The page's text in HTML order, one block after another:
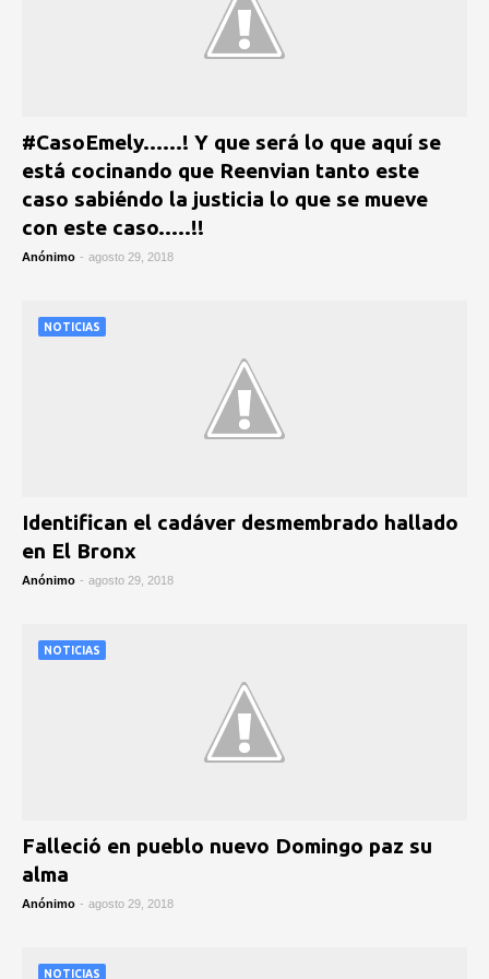
#CasoEmely......! Y que será lo que aquí se
está cocinando que Reenvian tanto este
caso sabiéndo la justicia lo que se mueve
con este caso.....!!
Anónimo - agosto 29, 2018
NOTICIAS
Identifican el cadáver desmembrado hallado
en El Bronx
Anónimo - agosto 29, 2018
NOTICIAS
Falleció en pueblo nuevo Domingo paz su
alma
Anónimo - agosto 29, 2018
NOTICIAS